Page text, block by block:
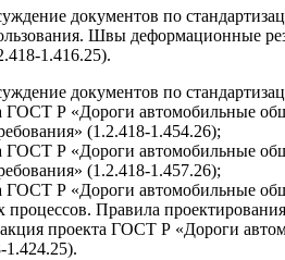
документов по
Швы деформационные
1.416.25).
документов по
ГОСТ Р «Дороги автомобильные
(1.2.418-1.454.26);
ГОСТ Р «Дороги автомобильные
(1.2.418-1.457.26);
ГОСТ Р «Дороги автомобильные
процессов. Правила
проекта ГОСТ Р «Дороги
1.424.25).